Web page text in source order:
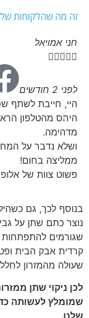
זה מה שהלקוחות
חני אמויאל

לפני 2 חודשים
היי, חייבת לשתף
היחס מהטלפון
מדהימה.
ושלא נדבר על
ממליצה בחום!
פשוט צוות של
בנוסף לכך, גם
נוצר כתם שתן על
שגורמים להתפתחות
קרדית אבק הבית
שעולה מהמזרון
לכן ניקוי שתן
שמומלץ לעשותה